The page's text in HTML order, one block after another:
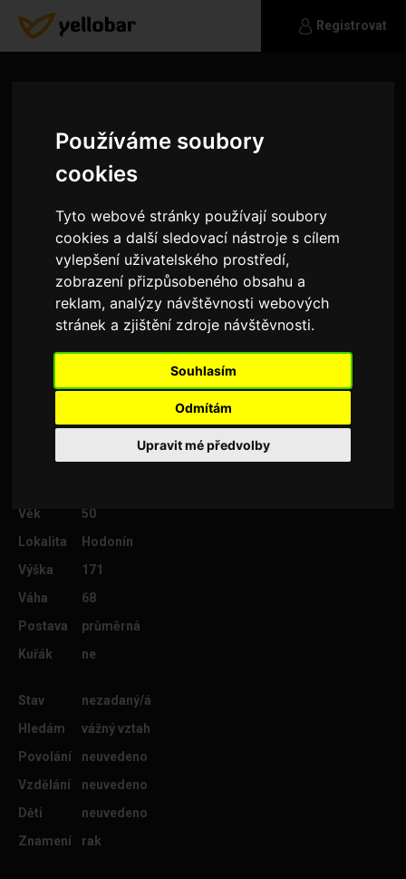
Používáme soubory
cookies
Tyto webové stránky používají soubory
cookies a další sledovací nástroje s cílem
vylepšení uživatelského prostředí,
zobrazení přizpůsobeného obsahu a
reklam, analýzy návštěvnosti webových
stránek a zjištění zdroje návštěvnosti.
Souhlasím
Odmítám
Upravit mé předvolby
Registrovat
Artemisia
Hledám muže přiměřeného věku na trávení
společných chvil, spřízněnou duši i tělo,
kamaráda, parťáka, lásku...
Věk
50
Lokalita
Hodonín
Výška
171
Váha
68
Postava
průměrná
Kuřák
ne
Stav
nezadaný/á
Hledám
vážný vztah
Povolání
neuvedeno
Vzdělání
neuvedeno
Děti
neuvedeno
Znamení
rak